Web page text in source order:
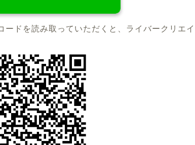
ドを読み取っていただくと、ライバークリエイ